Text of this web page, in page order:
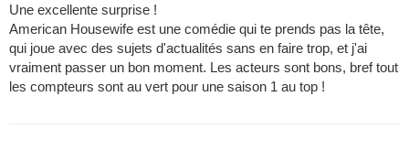
Une excellente surprise !
American Housewife est une comédie qui te prends pas la tête,
qui joue avec des sujets d'actualités sans en faire trop, et j'ai
vraiment passer un bon moment. Les acteurs sont bons, bref tout
les compteurs sont au vert pour une saison 1 au top !